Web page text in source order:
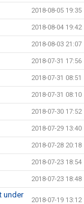
2018-08-05 19:35
2018-08-04 19:42
2018-08-03 21:07
2018-07-31 17:56
2018-07-31 08:51
2018-07-31 08:10
2018-07-30 17:52
2018-07-29 13:40
2018-07-28 20:18
2018-07-23 18:54
2018-07-23 18:48
under
2018-07-19 13:12